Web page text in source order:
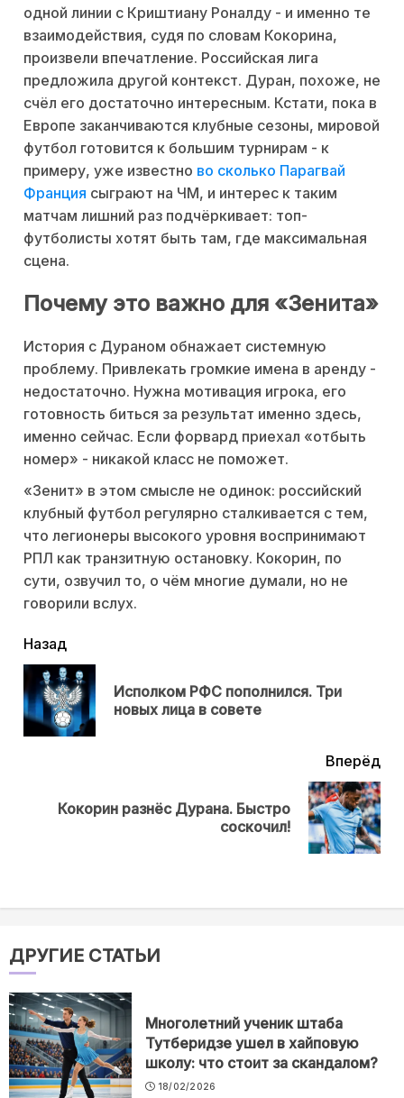
одной линии с Криштиану Роналду - и именно те
взаимодействия, судя по словам Кокорина,
произвели впечатление. Российская лига
предложила другой контекст. Дуран, похоже, не
счёл его достаточно интересным. Кстати, пока в
Европе заканчиваются клубные сезоны, мировой
футбол готовится к большим турнирам - к
примеру, уже известно во сколько Парагвай
Франция сыграют на ЧМ, и интерес к таким
матчам лишний раз подчёркивает: топ-
футболисты хотят быть там, где максимальная
сцена.
Почему это важно для «Зенита»
История с Дураном обнажает системную
проблему. Привлекать громкие имена в аренду -
недостаточно. Нужна мотивация игрока, его
готовность биться за результат именно здесь,
именно сейчас. Если форвард приехал «отбыть
номер» - никакой класс не поможет.
«Зенит» в этом смысле не одинок: российский
клубный футбол регулярно сталкивается с тем,
что легионеры высокого уровня воспринимают
РПЛ как транзитную остановку. Кокорин, по
сути, озвучил то, о чём многие думали, но не
говорили вслух.
читать
еще
Назад
Исполком РФС пополнился. Три
новых лица в совете
Вперёд
Кокорин разнёс Дурана. Быстро
соскочил!
ДРУГИЕ СТАТЬИ
Многолетний ученик штаба
Тутберидзе ушел в хайповую
школу: что стоит за скандалом?
18/02/2026